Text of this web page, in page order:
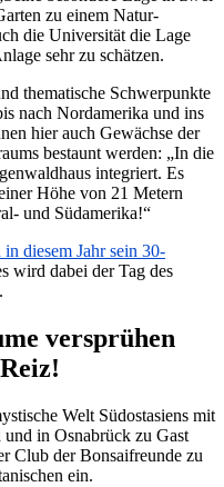
zu einem Natur-
die Universität die Lage
sehr zu schätzen.
thematische Schwerpunkte
nach Nordamerika und ins
hier auch Gewächse der
bestaunt werden: „In die
integriert. Es
Höhe von 21 Metern
und Südamerika!“
diesem Jahr sein 30-
wird dabei der Tag des
versprühen
Welt Südostasiens mit
in Osnabrück zu Gast
Club der Bonsaifreunde zu
ein.